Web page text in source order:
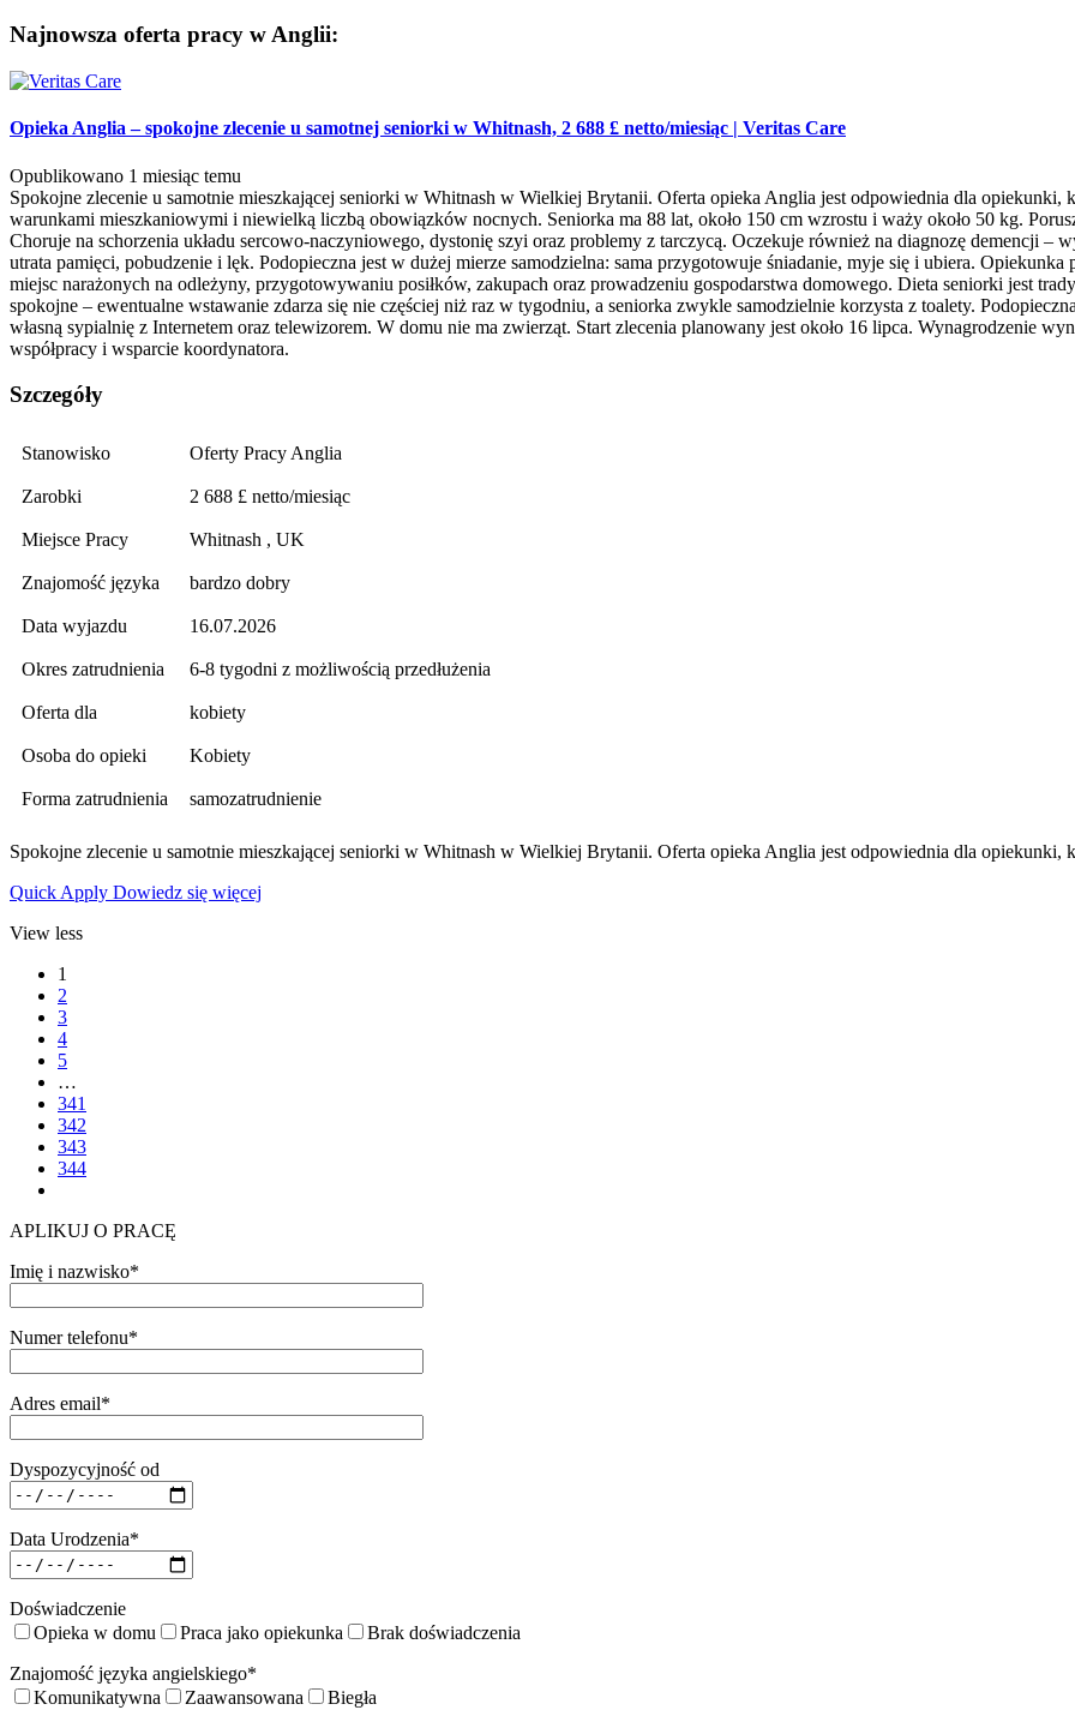
Najnowsza oferta pracy w Anglii:
Opieka Anglia – spokojne zlecenie u samotnej seniorki w Whitnash, 2 688 £ netto/miesiąc | Veritas Care
Opublikowano 1 miesiąc temu
Spokojne zlecenie u samotnie mieszkającej seniorki w Whitnash w Wielkiej Brytanii. Oferta opieka Anglia jest odpowiednia dla
warunkami mieszkaniowymi i niewielką liczbą obowiązków nocnych. Seniorka ma 88 lat, około 150 cm wzrostu i waży około 50 kg.
Choruje na schorzenia układu sercowo-naczyniowego, dystonię szyi oraz problemy z tarczycą. Oczekuje również na diagnozę demencji
utrata pamięci, pobudzenie i lęk. Podopieczna jest w dużej mierze samodzielna: sama przygotowuje śniadanie, myje się i ubiera.
miejsc narażonych na odleżyny, przygotowywaniu posiłków, zakupach oraz prowadzeniu gospodarstwa domowego. Dieta seniorki jest
spokojne – ewentualne wstawanie zdarza się nie częściej niż raz w tygodniu, a seniorka zwykle samodzielnie korzysta z toalety.
własną sypialnię z Internetem oraz telewizorem. W domu nie ma zwierząt. Start zlecenia planowany jest około 16 lipca. Wynagrodzenie
współpracy i wsparcie koordynatora.
Szczegóły
Stanowisko Oferty Pracy Anglia
Zarobki 2 688 £ netto/miesiąc
Miejsce Pracy Whitnash , UK
Znajomość języka bardzo dobry
Data wyjazdu 16.07.2026
Okres zatrudnienia 6-8 tygodni z możliwością przedłużenia
Oferta dla kobiety
Osoba do opieki Kobiety
Forma zatrudnienia samozatrudnienie
Spokojne zlecenie u samotnie mieszkającej seniorki w Whitnash w Wielkiej Brytanii. Oferta opieka Anglia jest odpowiednia dla
Quick Apply Dowiedz się więcej
View less
1
2
3
4
5
…
341
342
343
344
APLIKUJ O PRACĘ
Imię i nazwisko*
Numer telefonu*
Adres email*
Dyspozycyjność od
Data Urodzenia*
Doświadczenie
Opieka w domu
Praca jako opiekunka
Brak doświadczenia
Znajomość języka angielskiego*
Komunikatywna
Zaawansowana Biegła